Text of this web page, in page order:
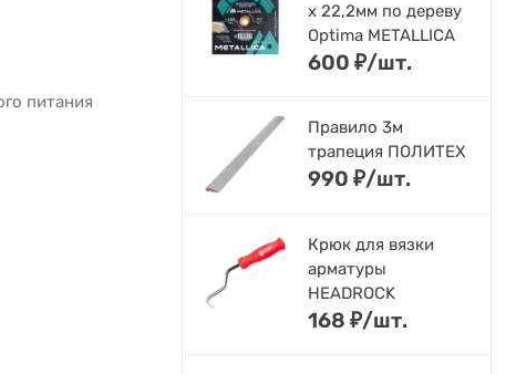
питания
x 22,2мм по дереву
Optima METALLICA
600 ₽/шт.
Правило 3м
трапеция ПОЛИТЕХ
990 ₽/шт.
Крюк для вязки
арматуры
HEADROCK
168 ₽/шт.